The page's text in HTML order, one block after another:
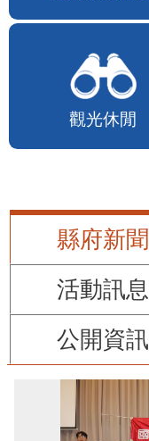
觀光休閒
縣府新聞
活動訊息
公開資訊